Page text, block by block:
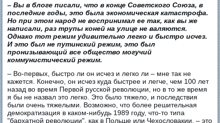
– Вы в блоге писали, что в конце Советского Союза, в
последние годы, это была экономическая катастрофа.
Но при этом народ не воспринимал ее так, как вы же
написали, раз трупы коней на улице не валяются.
Однако тот режим удивительно легко и быстро исчез.
И это был не путинский режим, это был
пронизывающий все общество могучий
коммунистический режим.
– Во-первых, быстро ли он исчез и легко ли – мне так не
кажется. Конечно, он исчез куда быстрее и легче, чем 100 лет
назад во время Первой русской революции, но в то же время
я бы не назвал это легко. Это было тяжело, и последствия
были очень тяжелыми. Возможно, что более решительная
демократизация в каком-нибудь 1989 году, что-то типа
"бархатной революции", как в Польше или Чехословакии, – это